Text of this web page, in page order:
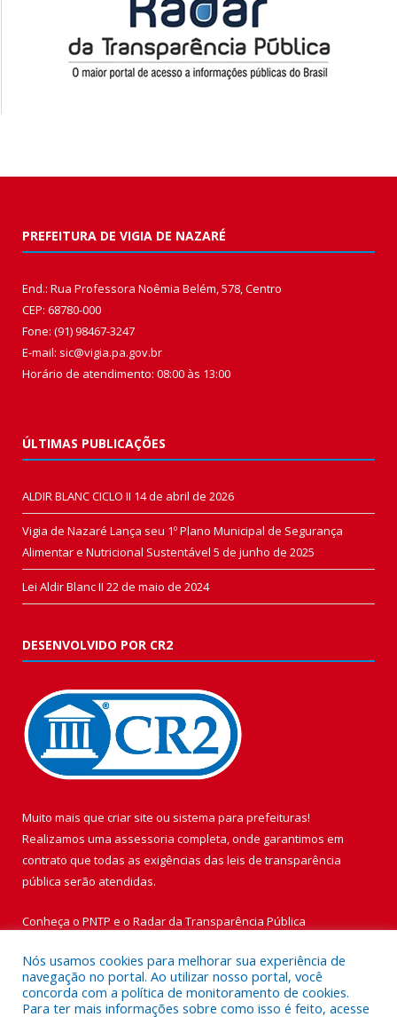
PREFEITURA DE VIGIA DE NAZARÉ
End.: Rua Professora Noêmia Belém, 578, Centro
CEP: 68780-000
Fone: (91) 98467-3247
E-mail: sic@vigia.pa.gov.br
Horário de atendimento: 08:00 às 13:00
ÚLTIMAS PUBLICAÇÕES
ALDIR BLANC CICLO II 14 de abril de 2026
Vigia de Nazaré Lança seu 1º Plano Municipal de Segurança
Alimentar e Nutricional Sustentável 5 de junho de 2025
Lei Aldir Blanc II 22 de maio de 2024
DESENVOLVIDO POR CR2
Muito mais que criar site ou sistema para prefeituras!
Realizamos uma assessoria completa, onde garantimos em
contrato que todas as exigências das leis de transparência
pública serão atendidas.
Conheça o PNTP e o Radar da Transparência Pública
Nós usamos cookies para melhorar sua experiência de
navegação no portal. Ao utilizar nosso portal, você
concorda com a política de monitoramento de cookies.
Para ter mais informações sobre como isso é feito, acesse